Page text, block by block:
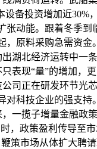
备投资增加近
张动能。跟着冬季
原料采购急需资
湖北经济运转中
表现“量”的增加，
司正在研发环节光
科技企业的强支
一揽子增量金融政
，政策盈利传导
策市场从体扩大聘